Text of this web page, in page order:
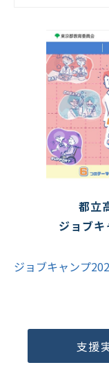
都立
ジョブ
ジョブキャンプ
支援